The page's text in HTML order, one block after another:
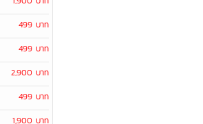
499 บาท
499 บาท
2,900 บาท
499 บาท
1,900 บาท